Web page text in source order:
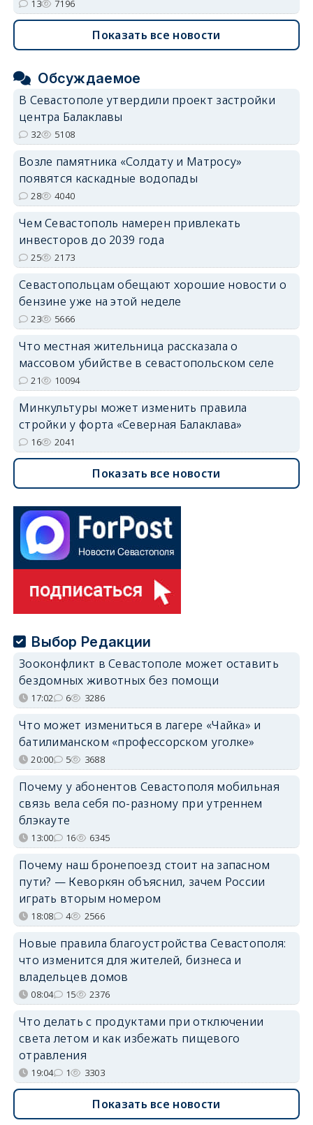
13 7196
Показать все новости
Обсуждаемое
В Севастополе утвердили проект застройки
центра Балаклавы
32 5108
Возле памятника «Солдату и Матросу»
появятся каскадные водопады
28 4040
Чем Севастополь намерен привлекать
инвесторов до 2039 года
25 2173
Севастопольцам обещают хорошие новости о
бензине уже на этой неделе
23 5666
Что местная жительница рассказала о
массовом убийстве в севастопольском селе
21 10094
Минкультуры может изменить правила
стройки у форта «Северная Балаклава»
16 2041
Показать все новости
Выбор Редакции
Зооконфликт в Севастополе может оставить
бездомных животных без помощи
17:02 6 3286
Что может измениться в лагере «Чайка» и
батилиманском «профессорском уголке»
20:00 5 3688
Почему у абонентов Севастополя мобильная
связь вела себя по-разному при утреннем
блэкауте
13:00 16 6345
Почему наш бронепоезд стоит на запасном
пути? — Кеворкян объяснил, зачем России
играть вторым номером
18:08 4 2566
Новые правила благоустройства Севастополя:
что изменится для жителей, бизнеса и
владельцев домов
08:04 15 2376
Что делать с продуктами при отключении
света летом и как избежать пищевого
отравления
19:04 1 3303
Показать все новости